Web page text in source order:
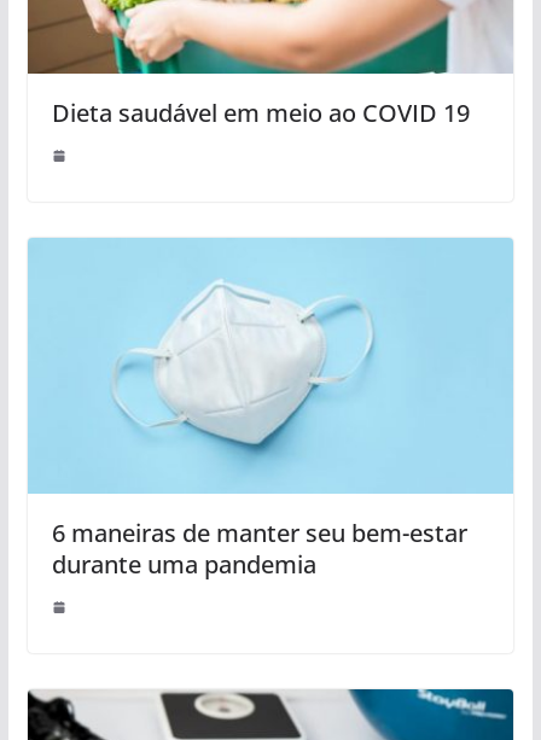
Dieta saudável em meio ao COVID 19
6 maneiras de manter seu bem-estar
durante uma pandemia